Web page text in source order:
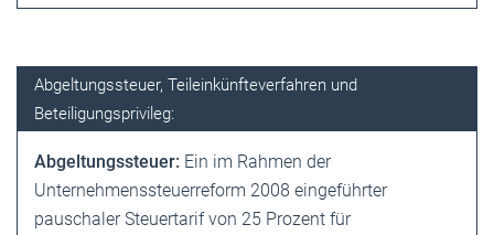
Abgeltungssteuer, Teileinkünfteverfahren und
Beteiligungsprivileg:
Abgeltungssteuer: Ein im Rahmen der
Unternehmenssteuerreform 2008 eingeführter
pauschaler Steuertarif von 25 Prozent für